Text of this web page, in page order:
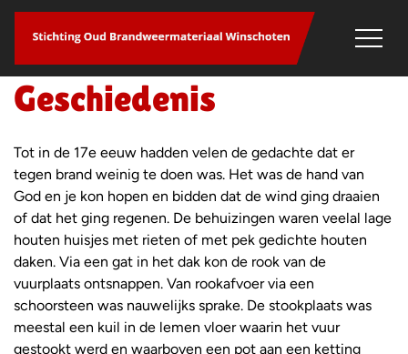
overslaan
Geschiedenis
Tot in de 17e eeuw hadden velen de gedachte dat er
tegen brand weinig te doen was. Het was de hand van
God en je kon hopen en bidden dat de wind ging draaien
of dat het ging regenen. De behuizingen waren veelal lage
houten huisjes met rieten of met pek gedichte houten
daken. Via een gat in het dak kon de rook van de
vuurplaats ontsnappen. Van rookafvoer via een
schoorsteen was nauwelijks sprake. De stookplaats was
meestal een kuil in de lemen vloer waarin het vuur
gestookt werd en waarboven een pot aan een ketting